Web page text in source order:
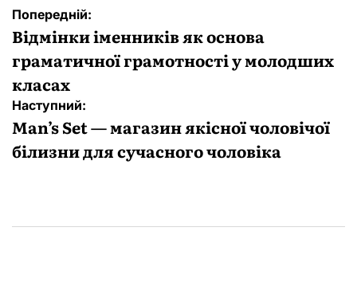
Навігація
записів
Попередній:
Відмінки іменників як основа
граматичної грамотності у молодших
класах
Наступний:
Man’s Set — магазин якісної чоловічої
білизни для сучасного чоловіка